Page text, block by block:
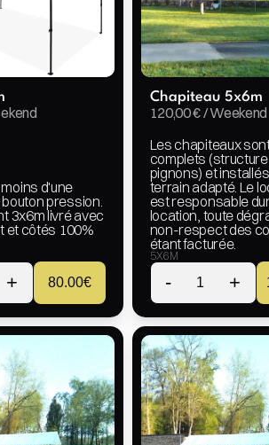
d'une
pression.
3x6m livré avec
et côtés 100%
+ 80.00€
Chapiteau 5x6m
120,00 € / Weekend
Les chapiteaux
complets
pignons) et
terrain adapté. Le
est responsable
location, toute
non-respect des
étant facturée.
5X6M
- 1 +